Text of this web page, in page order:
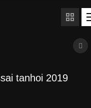
tanhoi 2019